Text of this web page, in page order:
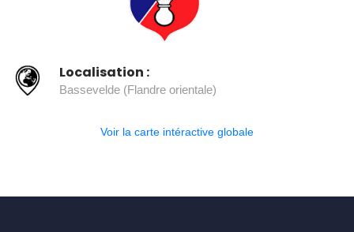
Localisation :
Bassevelde (Flandre orientale)
Voir la carte intéractive globale